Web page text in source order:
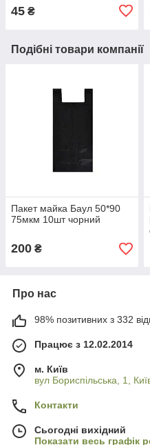
45 ₴
Подібні товари компанії
Пакет майка Баул 50*90
75мкм 10шт чорний
200 ₴
Про нас
98% позитивних з 332
Працює з 12.02.2014
м. Київ
вул Бориспільська, 1,
Контакти
Сьогодні вихідний
Показати весь графік